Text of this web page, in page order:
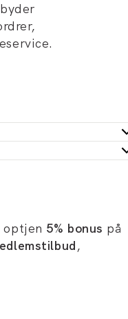
optjen 5% bonus på
,